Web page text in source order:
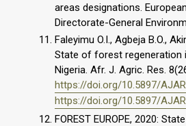
areas designations.
Directorate-General
Faleyimu O.I., Agbeja B.O.,
State of forest regeneration
Nigeria. Afr. J. Agric. Res.
https://doi.org/10.5897/
https://doi.org/10.5897/
FOREST EUROPE, 2020: